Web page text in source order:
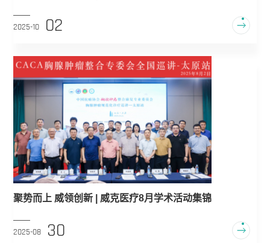
2025-10 02
聚势而上 威领创新 | 威克医疗8月学术活动集锦
2025-08 30